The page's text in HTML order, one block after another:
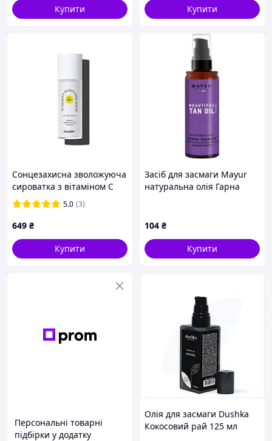
Купити Купити
Сонцезахисна зволожуюча
сироватка з вітаміном С
SPF30 Hillary Sunscreen
moisturier serum Vitamin C
SPF30, 30 мл
5.0 (3)
649 ₴
Купити
Засіб для засмаги Mayur
натуральна олія Гарна
104 ₴
Купити
Персональні товарні
підбірки у додатку
Олія для засмаги Dushka
Кокосовий рай 125 мл